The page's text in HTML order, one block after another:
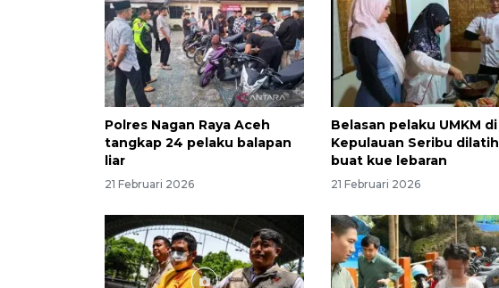
Polres Nagan Raya Aceh
tangkap 24 pelaku balapan
liar
21 Februari 2026
Belasan pelaku UMKM di
Kepulauan Seribu dilatih
buat kue lebaran
21 Februari 2026